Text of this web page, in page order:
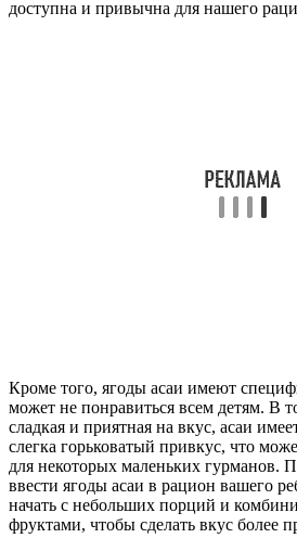
доступна и привычна для нашего
Кроме того, ягоды асаи имеют
может не понравиться всем детям. В
сладкая и приятная на вкус, асаи
слегка горьковатый привкус, что
для некоторых маленьких гурманов.
ввести ягоды асаи в рацион вашего
начать с небольших порций и
фруктами, чтобы сделать вкус более